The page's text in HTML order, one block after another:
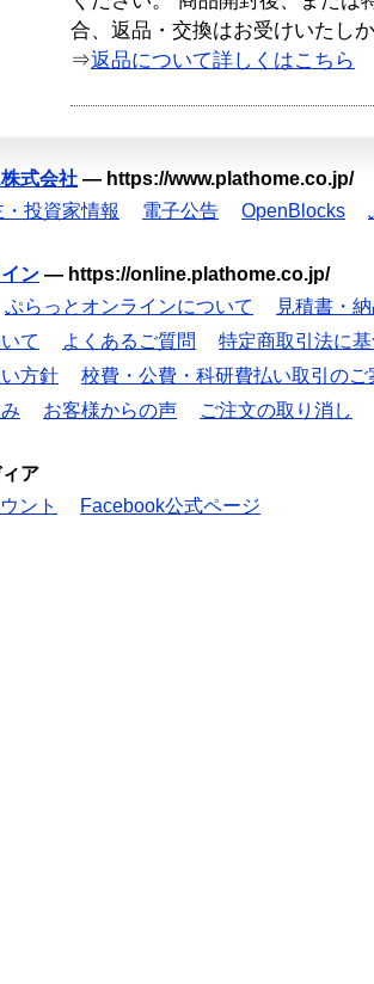
合、返品・交換はお受けいたし
⇒返品について詳しくはこちら
式会社 — https://www.plathome.co.jp/
・投資家情報 電子公告 OpenBlocks
ン — https://online.plathome.co.jp/
ぷらっとオンラインについて
見積書・
て
よくあるご質問
特定商取引法に
方針
校費・公費・科研費払い取引のご
お客様からの声 ご注文の取り消し
ア
ント
Facebook公式ページ